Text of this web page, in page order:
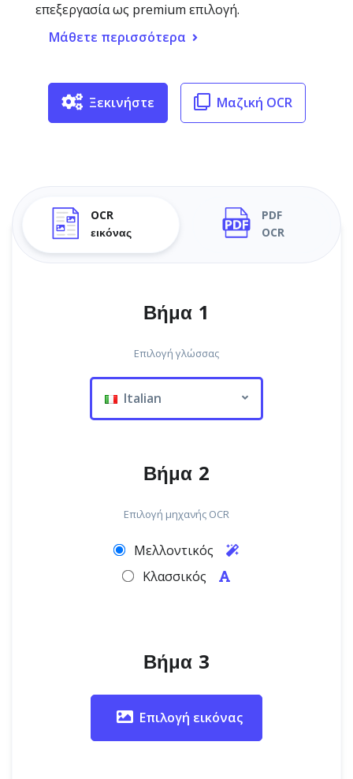
επεξεργασία ως premium επιλογή.
Μάθετε περισσότερα
Ξεκινήστε Μαζική OCR
OCR
εικόνας
PDF
OCR
Βήμα 1
Επιλογή γλώσσας
Italian
Βήμα 2
Επιλογή μηχανής OCR
Μελλοντικός
Κλασσικός
Βήμα 3
Επιλογή εικόνας